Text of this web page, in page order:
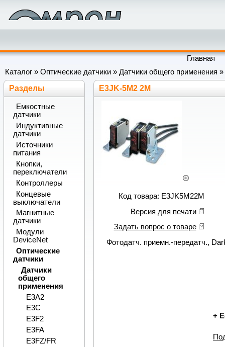
Главная
Каталог » Оптические датчики » Датчики общего применения »
E3JK-5M2 2M
Код товара: E3JK5M22M
Версия для печати
Задать вопрос о товаре
Фотодатч. приемн.-передатч.,
+
Разделы
Емкостные
датчики
Индуктивные
датчики
Источники
питания
Кнопки,
переключатели
Контроллеры
Концевые
выключатели
Магнитные
датчики
Модули
DeviceNet
Оптические
датчики
Датчики
общего
применения
E3A2
E3C
E3F2
E3FA
E3FZ/FR